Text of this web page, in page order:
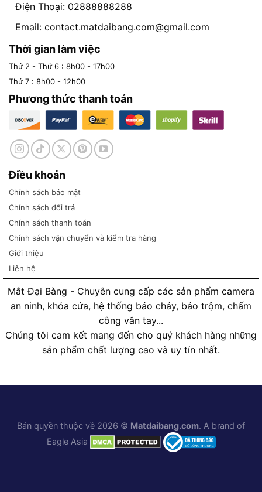
Điện Thoại: 02888888288
Email: contact.matdaibang.com@gmail.com
Thời gian làm việc
Thứ 2 - Thứ 6 : 8h00 - 17h00
Thứ 7 : 8h00 - 12h00
Phương thức thanh toán
Điều khoản
Chính sách bảo mật
Chính sách đổi trả
Chính sách thanh toán
Chính sách vận chuyển và kiểm tra hàng
Giới thiệu
Liên hệ
Mắt Đại Bàng - Chuyên cung cấp các sản phẩm camera
an ninh, khóa cửa, hệ thống báo cháy, báo trộm, chấm
công vân tay...
Chúng tôi cam kết mang đến cho quý khách hàng những
sản phẩm chất lượng cao và uy tín nhất.
Bản quyền thuộc về 2026 © Matdaibang.com. A brand of
Eagle Asia